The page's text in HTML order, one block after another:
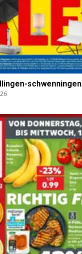
schwenningen